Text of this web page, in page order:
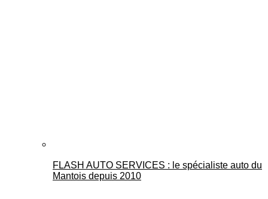
FLASH AUTO SERVICES : le spécialiste auto du
Mantois depuis 2010